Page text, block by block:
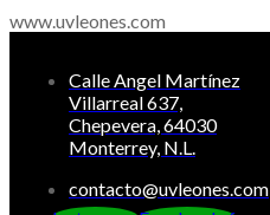
www.uvleones.com
Calle Angel Martínez
Villarreal 637,
Chepevera, 64030
Monterrey, N.L.
contacto@uvleones.com